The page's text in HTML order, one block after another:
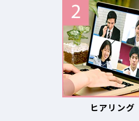
ヒアリング